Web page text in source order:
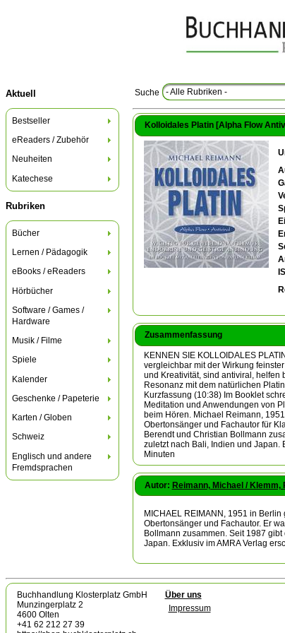
Aktuell
Bestseller
eReaders / Zubehör
Neuheiten
Katechese
Rubriken
Bücher
Lernen / Pädagogik
eBooks / eReaders
Hörbücher
Software / Games /
Hardware
Musik / Filme
Spiele
Kalender
Geschenke / Papeterie
Karten / Globen
Schweiz
Englisch und andere
Fremdsprachen
Suche - Alle Rubriken -
Kolloidales Platin [Alpha Flow
Zusammenfassung
KENNEN SIE KOLLOIDALES
vergleichbar mit der Wirkung
und Kreativität, sind antiviral, helfen
Resonanz mit dem natürlichen
Kurzfassung (10:38) Im Booklet
Meditation und Anwendungen von
beim Hören. Michael Reimann,
Obertonsänger und Fachautor für
Berendt und Christian Bollmann
zuletzt nach Bali, Indien und Japan.
Minuten
Autor: Reimann, Michael / Klemm,
MICHAEL REIMANN, 1951 in
Obertonsänger und Fachautor. Er
Bollmann zusammen. Seit 1987
Japan. Exklusiv im AMRA Verlag
Buchhandlung Klosterplatz GmbH
Munzingerplatz 2
4600 Olten
+41 62 212 27 39
Über uns
Impressum